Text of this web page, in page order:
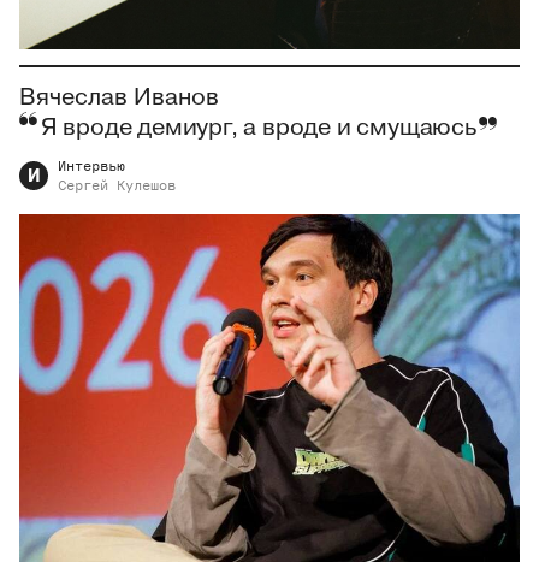
Вячеслав Иванов
Я вроде демиург, а вроде и смущаюсь
И
Интервью
Сергей
Кулешов